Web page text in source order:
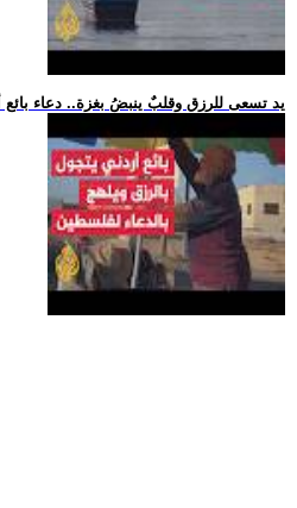
.. يد تسعى للرزق وقلبٌ ينبضُ بغزة.. دعاء